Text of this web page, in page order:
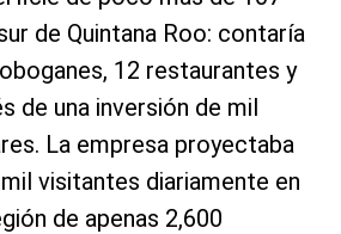
de Quintana Roo: contaría
12 restaurantes y
de una inversión de mil
La empresa proyectaba
visitantes diariamente en
de apenas 2,600